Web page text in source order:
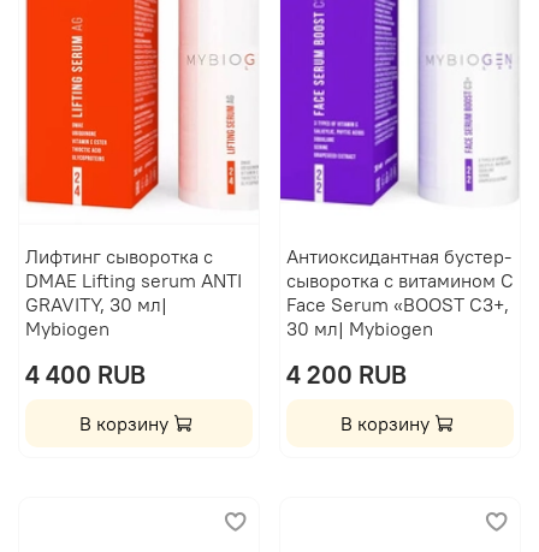
Лифтинг сыворотка с
DMAE Lifting serum ANTI
GRAVITY, 30 мл|
Mybiogen
4 400 RUB
В корзину
Антиоксидантная бустер-
сыворотка с витамином C
Face Serum «BOOST C3+,
30 мл| Mybiogen
4 200 RUB
В корзину